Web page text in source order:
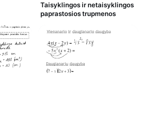
Taisyklingos ir netaisyklingos
paprastosios trupmenos